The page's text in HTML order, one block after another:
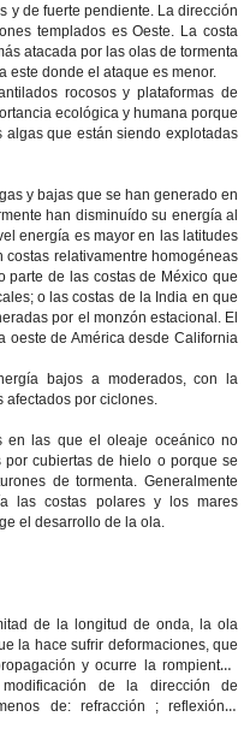
y de fuerte pendiente. La dirección
templados es Oeste. La costa
atacada por las olas de tormenta
este donde el ataque es menor.
rocosos y plataformas de
ecológica y humana porque
que están siendo explotadas
y bajas que se han generado en
han disminuído su energía al
energía es mayor en las latitudes
relativamentre homogéneas
parte de las costas de México que
o las costas de la India en que
por el monzón estacional. El
oeste de América desde California
bajos a moderados, con la
afectados por ciclones.
en las que el oleaje oceánico no
cubiertas de hielo o porque se
de tormenta. Generalmente
las costas polares y los mares
el desarrollo de la ola.
de la longitud de onda, la ola
la hace sufrir deformaciones, que
y ocurre la rompiente
de la dirección de
de: refracción ; reflexión
;